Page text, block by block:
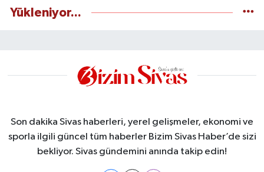
Yükleniyor...
Son dakika Sivas haberleri, yerel gelişmeler, ekonomi ve
sporla ilgili güncel tüm haberler Bizim Sivas Haber’de sizi
bekliyor. Sivas gündemini anında takip edin!